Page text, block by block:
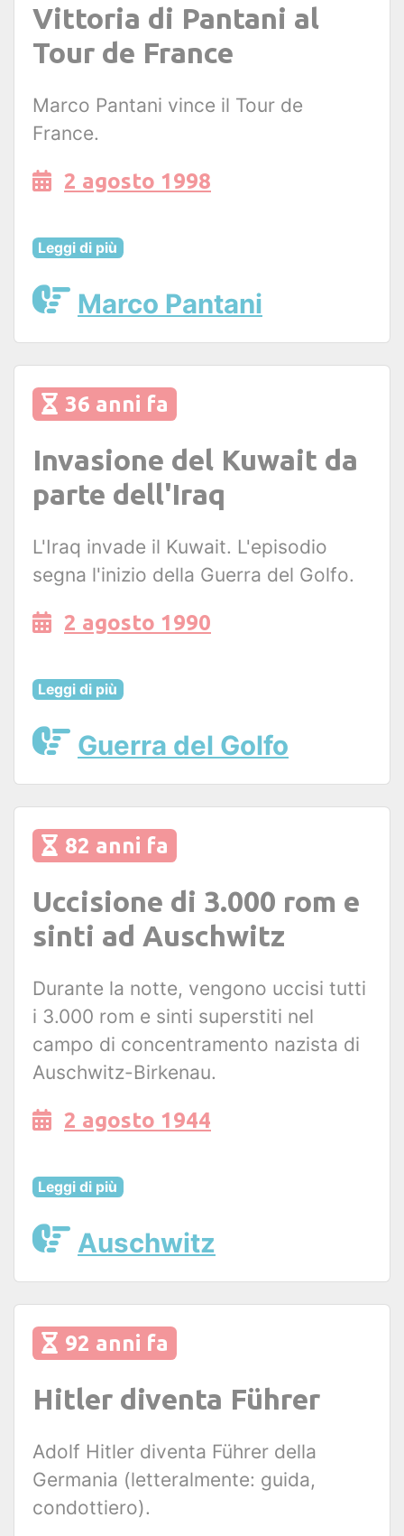
Vittoria di Pantani al
Tour de France
Marco Pantani vince il Tour de
France.
2 agosto 1998
Leggi di più
Marco Pantani
36 anni fa
Invasione del Kuwait da
parte dell'Iraq
L'Iraq invade il Kuwait. L'episodio
segna l'inizio della Guerra del Golfo.
2 agosto 1990
Leggi di più
Guerra del Golfo
82 anni fa
Uccisione di 3.000 rom e
sinti ad Auschwitz
Durante la notte, vengono uccisi tutti
i 3.000 rom e sinti superstiti nel
campo di concentramento nazista di
Auschwitz-Birkenau.
2 agosto 1944
Leggi di più
Auschwitz
92 anni fa
Hitler diventa Führer
Adolf Hitler diventa Führer della
Germania (letteralmente: guida,
condottiero).